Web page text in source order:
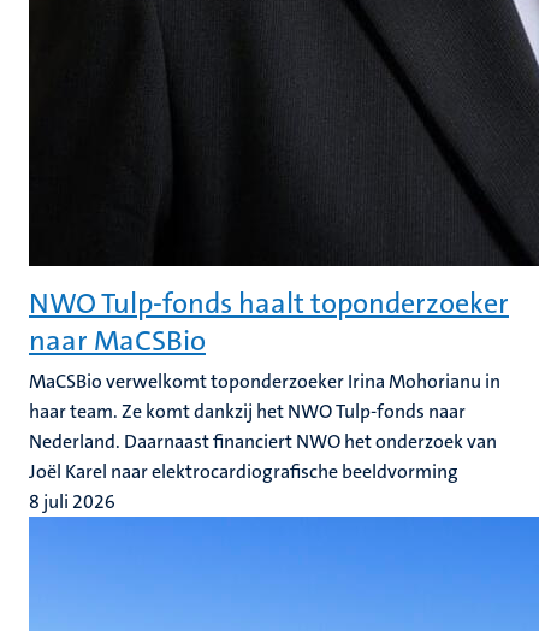
NWO Tulp-fonds haalt toponderzoeker
naar MaCSBio
MaCSBio verwelkomt toponderzoeker Irina Mohorianu in
haar team. Ze komt dankzij het NWO Tulp-fonds naar
Nederland. Daarnaast financiert NWO het onderzoek van
Joël Karel naar elektrocardiografische beeldvorming
8 juli 2026